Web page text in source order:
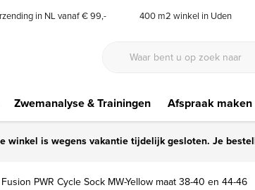
in NL vanaf € 99,- 400 m2 winkel in Uden
Zwemanalyse & Trainingen Afspraak maken
winkel is wegens vakantie tijdelijk gesloten. Je
Fusion PWR Cycle Sock MW-Yellow maat 38-40 en 44-46